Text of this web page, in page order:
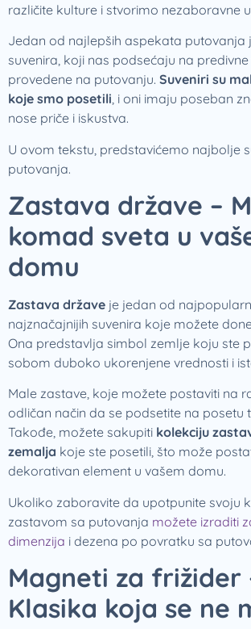
različite kulture i stvorimo nezaboravne
Jedan od najlepših aspekata putovanja
suvenira, koji nas podsećaju na
provedene na putovanju. Suveniri su
koje smo posetili, i oni imaju poseban
nose priče i iskustva.
U ovom tekstu, predstavićemo najbolje
putovanja.
Zastava države –
komad sveta u
domu
Zastava države je jedan od
najznačajnijih suvenira koje možete
Ona predstavlja simbol zemlje koju ste
sobom duboko ukorenjene vrednosti i
Male zastave, koje možete postaviti na
odličan način da se podsetite na posetu
Takođe, možete sakupiti kolekciju
zemalja koje ste posetili, što može
dekorativan element u vašem domu.
Ukoliko zaboravite da upotpunite svoju
zastavom sa putovanja možete izraditi
dimenzija i dezena po povratku sa
Magneti za frižider
Klasika koja se ne